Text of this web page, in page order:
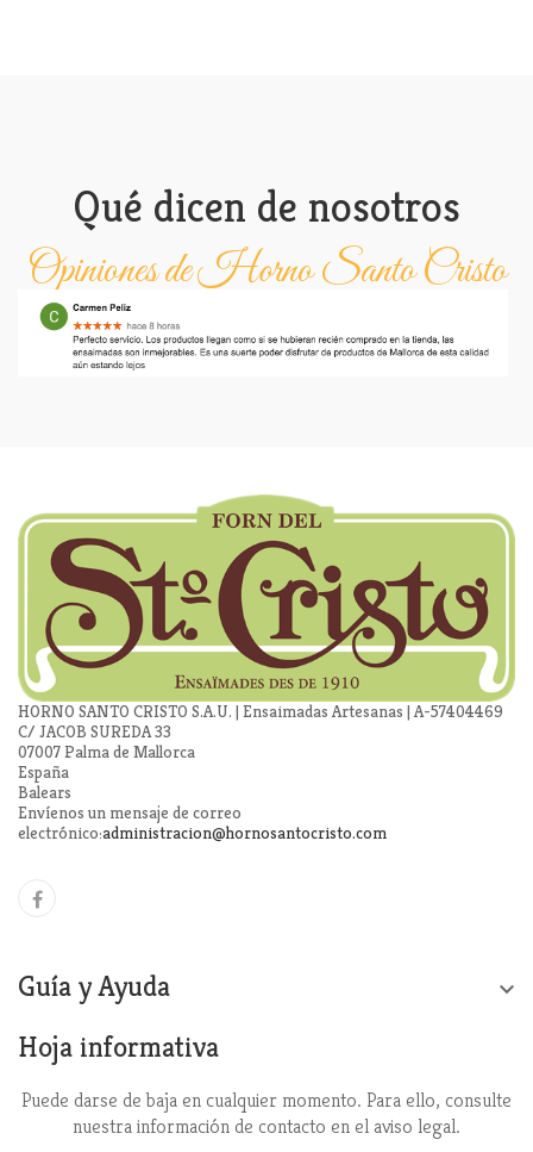
Qué dicen de nosotros
Opiniones de Horno Santo Cristo
HORNO SANTO CRISTO S.A.U. | Ensaimadas Artesanas | A-57404469
C/ JACOB SUREDA 33
07007 Palma de Mallorca
España
Balears
Envíenos un mensaje de correo
electrónico:administracion@hornosantocristo.com
Guía y Ayuda 
Hoja informativa
Puede darse de baja en cualquier momento. Para ello, consulte
nuestra información de contacto en el aviso legal.